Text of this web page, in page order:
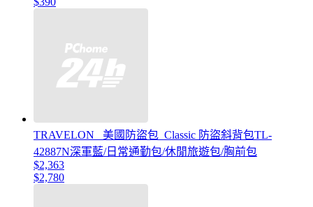
TRAVELON _美國防盜包_Classic 防盜斜背包TL-
42887N深軍藍/日常通勤包/休閒旅遊包/胸前包
$2,363
$2,780